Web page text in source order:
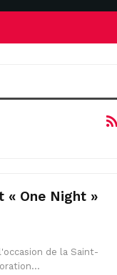
« One Night »
de la Saint-